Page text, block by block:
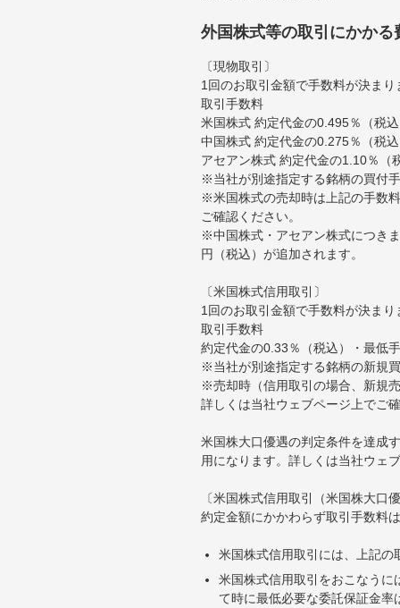
外国株式等の取引にかかる
〔現物取引〕
1回のお取引金額で手数料が決まり
取引手数料
米国株式 約定代金の0.495％（税
中国株式 約定代金の0.275％（税
アセアン株式 約定代金の1.10％（
※当社が別途指定する銘柄の買付
※米国株式の売却時は上記の手数
ご確認ください。
※中国株式・アセアン株式につき
円（税込）が追加されます。
〔米国株式信用取引〕
1回のお取引金額で手数料が決まり
取引手数料
約定代金の0.33％（税込）・最低
※当社が別途指定する銘柄の新規
※売却時（信用取引の場合、新規
詳しくは当社ウェブページ上でご
米国株大口優遇の判定条件を達成
用になります。詳しくは当社ウェ
〔米国株式信用取引（米国株大口
約定金額にかかわらず取引手数料
米国株式信用取引には、上記
米国株式信用取引をおこなう
て時に最低必要な委託保証金